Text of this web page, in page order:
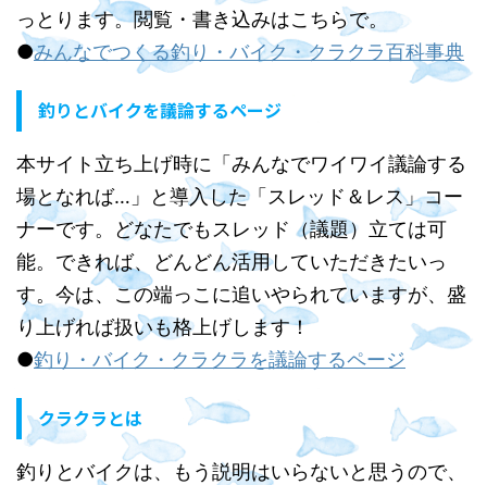
っとります。閲覧・書き込みはこちらで。
●みんなでつくる釣り・バイク・クラクラ百科事典
釣りとバイクを議論するページ
本サイト立ち上げ時に「みんなでワイワイ議論する
場となれば…」と導入した「スレッド＆レス」コー
ナーです。どなたでもスレッド（議題）立ては可
能。できれば、どんどん活用していただきたいっ
す。今は、この端っこに追いやられていますが、盛
り上げれば扱いも格上げします！
●釣り・バイク・クラクラを議論するページ
クラクラとは
釣りとバイクは、もう説明はいらないと思うので、